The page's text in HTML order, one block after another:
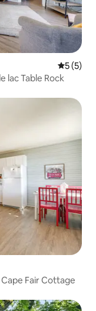
5 (5)
lac Table Rock
Fair Cottage